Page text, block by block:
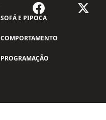
SOFÁ E PIPOCA
COMPORTAMENTO
PROGRAMAÇÃO